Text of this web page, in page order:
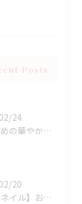
Posts
24
大人のための華やかラメピンクネイル
20
【名古屋ネイル】お持ち込みニュアンスアート×春フラワーデザイン